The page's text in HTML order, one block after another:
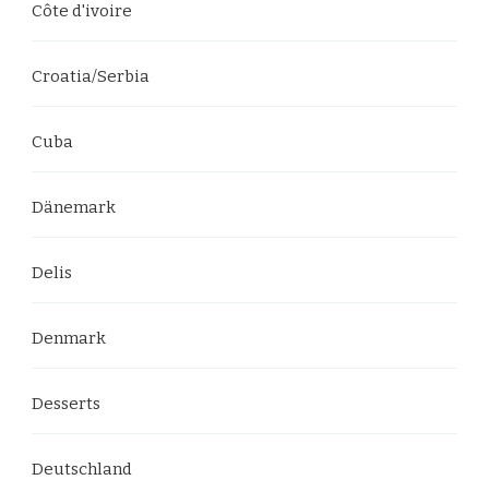
Côte d'ivoire
Croatia/Serbia
Cuba
Dänemark
Delis
Denmark
Desserts
Deutschland